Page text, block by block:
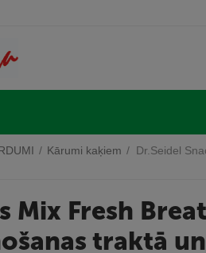
/ Kārumi kaķiem / Dr.Seidel
Mix Fresh
traktā